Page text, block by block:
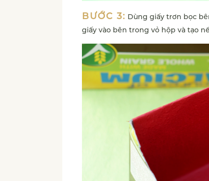
BƯỚC 3: Dùng giấy trơn bọc
giấy vào bên trong vỏ hộp và tạo